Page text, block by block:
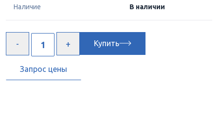
Наличие В наличии
Купить
Запрос цены